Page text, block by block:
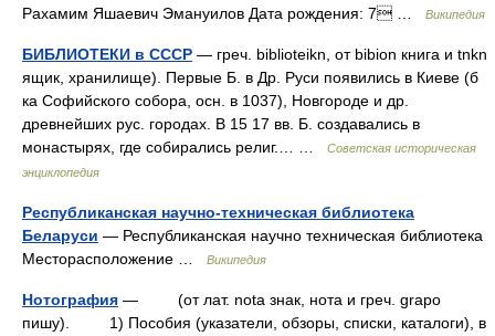
Рахамим Яшаевич Эмануилов Дата рождения: 7 …
Википедия
БИБЛИОТЕКИ в СССР — греч. biblioteikn, от bibion книга и tnkn
ящик, хранилище). Первые Б. в Др. Руси появились в Киеве (б
ка Софийского собора, осн. в 1037), Новгороде и др.
древнейших рус. городах. В 15 17 вв. Б. создавались в
монастырях, где собирались религ.… …
Советская историческая
энциклопедия
Республиканская научно-техническая библиотека
Беларуси — Республиканская научно техническая библиотека
Месторасположение …
Википедия
Нотография — (от лат. nota знак, нота и греч. grapo
пишу). 1) Пособия (указатели, обзоры, списки, каталоги), в